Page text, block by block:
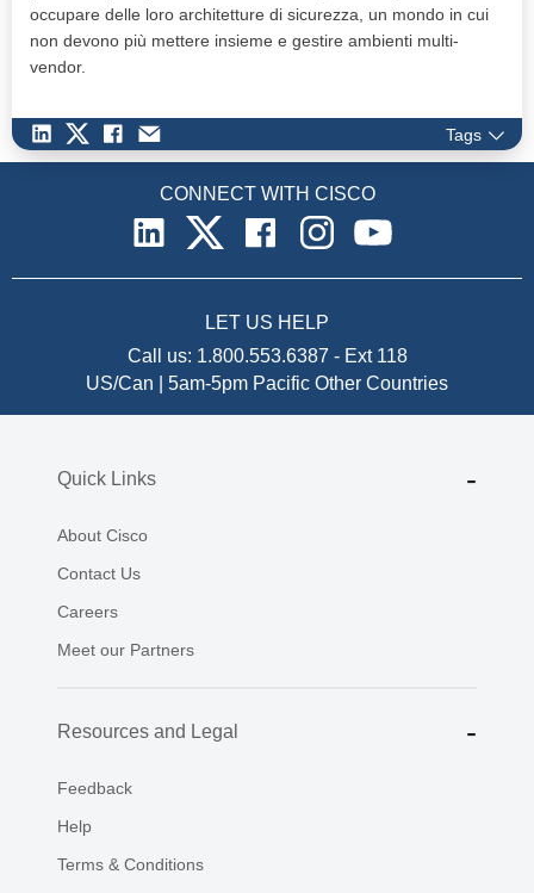
occupare delle loro architetture di sicurezza, un mondo in cui
non devono più mettere insieme e gestire ambienti multi-
vendor.
Tags
CONNECT WITH CISCO
LET US HELP
Call us: 1.800.553.6387 - Ext 118
US/Can | 5am-5pm Pacific Other Countries